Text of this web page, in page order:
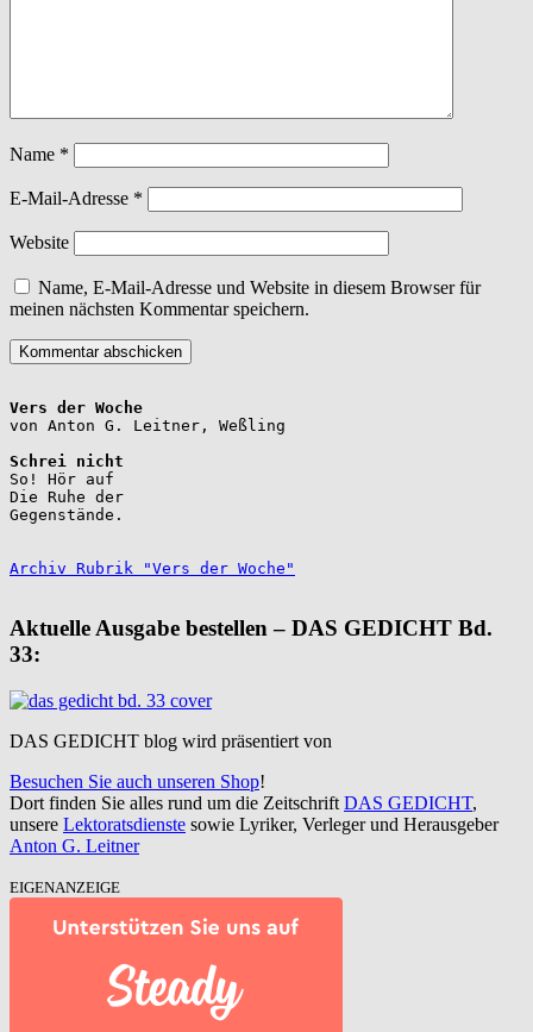
Name *
E-Mail-Adresse *
Website
Name, E-Mail-Adresse und Website in diesem Browser für
meinen nächsten Kommentar speichern.
Vers der Woche
Schrei nicht
So! Hör auf
Die Ruhe der
Gegenstände.
Archiv Rubrik "Vers der Woche"
Aktuelle Ausgabe bestellen – DAS GEDICHT Bd.
33:
DAS GEDICHT blog wird präsentiert von
Besuchen Sie auch unseren Shop!
Dort finden Sie alles rund um die Zeitschrift DAS GEDICHT,
unsere Lektoratsdienste sowie Lyriker, Verleger und Herausgeber
Anton G. Leitner
EIGENANZEIGE